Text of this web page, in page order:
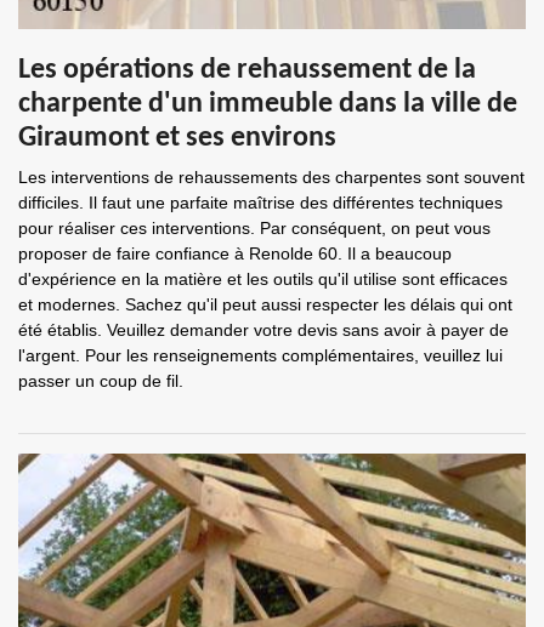
Les opérations de rehaussement de la
charpente d'un immeuble dans la ville de
Giraumont et ses environs
Les interventions de rehaussements des charpentes sont souvent
difficiles. Il faut une parfaite maîtrise des différentes techniques
pour réaliser ces interventions. Par conséquent, on peut vous
proposer de faire confiance à Renolde 60. Il a beaucoup
d'expérience en la matière et les outils qu'il utilise sont efficaces
et modernes. Sachez qu'il peut aussi respecter les délais qui ont
été établis. Veuillez demander votre devis sans avoir à payer de
l'argent. Pour les renseignements complémentaires, veuillez lui
passer un coup de fil.